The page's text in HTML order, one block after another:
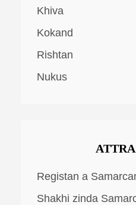
Khiva
Kokand
Rishtan
Nukus
Registan a
Shakhi zinda